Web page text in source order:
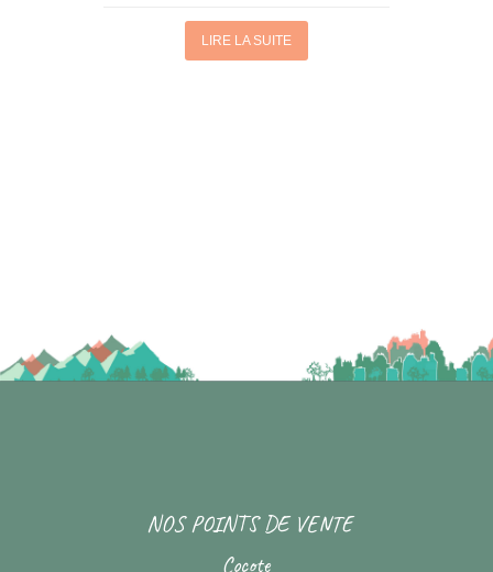
LIRE LA SUITE
NOS POINTS DE VENTE
Cocote